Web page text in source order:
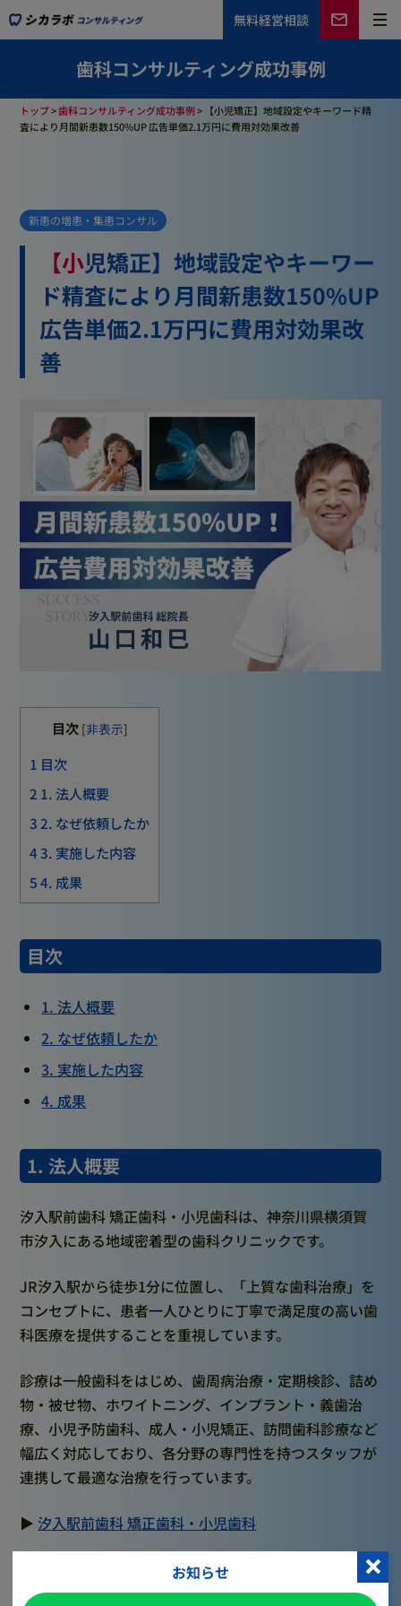
無料経営相談
歯科コンサルティング成功事例
トップ>歯科コンサルティング成功事例> 【小児矯正】地域設定やキーワード精
査により月間新患数150%UP 広告単価2.1万円に費用対効果改善
お知らせ
新患の増患・集患コンサル
【小児矯正】地域設定やキーワー
ド精査により月間新患数150%UP
広告単価2.1万円に費用対効果改
善
目次 [非表示]
1 目次
2 1. 法人概要
3 2. なぜ依頼したか
43. 実施した内容
54. 成果
目次
1. 法人概要
2. なぜ依頼したか
3. 実施した内容
4. 成果
1. 法人概要
汐入駅前歯科 矯正歯科・小児歯科は、神奈川県横須賀
市汐入にある地域密着型の歯科クリニックです。
JR汐入駅から徒歩1分に位置し、「上質な歯科治療」を
コンセプトに、患者一人ひとりに丁寧で満足度の高い歯
科医療を提供することを重視しています。
診療は一般歯科をはじめ、歯周病治療・定期検診、詰め
物・被せ物、ホワイトニング、インプラント・義歯治
療、小児予防歯科、成人・小児矯正、訪問歯科診療など
幅広く対応しており、各分野の専門性を持つスタッフが
連携して最適な治療を行っています。
▶︎ 汐入駅前歯科 矯正歯科・小児歯科
2. なぜ依頼したか